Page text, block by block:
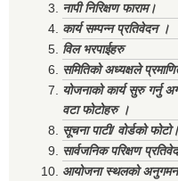
नापी निरिक्षण फाराम।
कार्य सम्पन्न प्रतिवेदन ।
विल भरपाईहरु
समितिको अध्यक्षले
योजनाको कार्य सुरु गर्नु
वटा फोटोहरु ।
सूचना पाटी/ वोर्डको फोटो।
सार्वजनिक परिक्षण
आयोजना स्थलको अनुगमन